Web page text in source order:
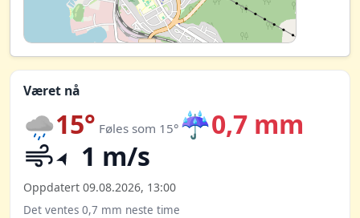
Været nå
15° Føles som 15° ☔0,7 mm
1 m/s
Oppdatert 09.08.2026, 13:00
Det ventes 0,7 mm neste time